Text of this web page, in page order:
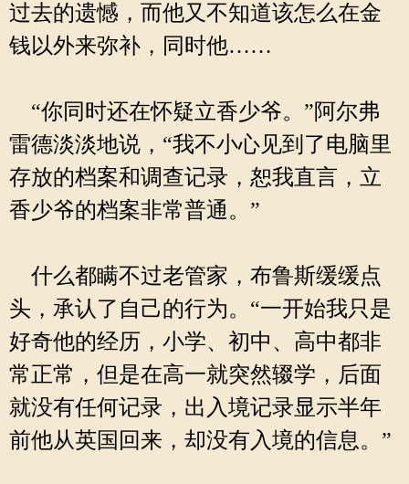
过去的遗憾，而他又不知道该怎么在金
钱以外来弥补，同时他……
“你同时还在怀疑立香少爷。”阿尔弗
雷德淡淡地说，“我不小心见到了电脑里
存放的档案和调查记录，恕我直言，立
香少爷的档案非常普通。”
什么都瞒不过老管家，布鲁斯缓缓点
头，承认了自己的行为。“一开始我只是
好奇他的经历，小学、初中、高中都非
常正常，但是在高一就突然辍学，后面
就没有任何记录，出入境记录显示半年
前他从英国回来，却没有入境的信息。”